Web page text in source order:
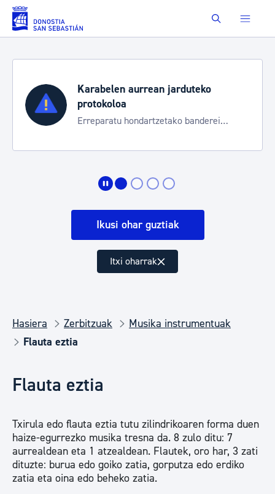
Eduki nagusira joan Buscar
Karabelen aurrean jarduteko
protokoloa
Erreparatu hondartzetako banderei
Ikusi ohar guztiak
Itxi oharrak
Hasiera Zerbitzuak
Musika instrumentuak
Flauta eztia
Flauta eztia
Txirula edo flauta eztia tutu zilindrikoaren forma duen
haize-egurrezko musika tresna da. 8 zulo ditu: 7
aurrealdean eta 1 atzealdean. Flautek, oro har, 3 zati
dituzte: burua edo goiko zatia, gorputza edo erdiko
zatia eta oina edo beheko zatia.